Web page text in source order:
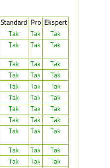
Standard Pro Ekspert
Tak Tak
Tak
Tak Tak Tak
Tak Tak
Tak
Tak Tak
Tak
Tak Tak
Tak
Tak Tak
Tak
Tak Tak
Tak
Tak Tak
Tak
Tak Tak Tak
Tak Tak
Tak
Tak Tak
Tak